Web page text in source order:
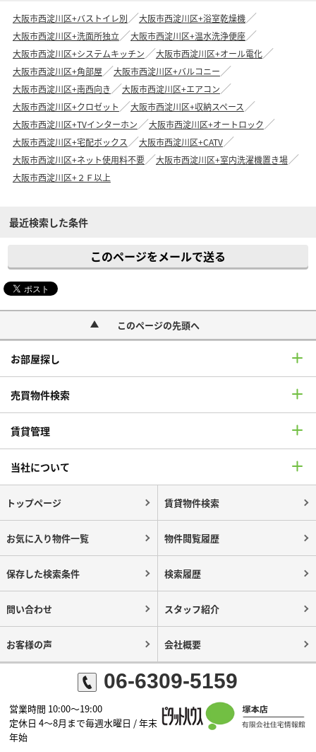
大阪市西淀川区+バストイレ別
大阪市西淀川区+浴室乾燥機
大阪市西淀川区+洗面所独立
大阪市西淀川区+温水洗浄便座
大阪市西淀川区+システムキッチン
大阪市西淀川区+オール電化
大阪市西淀川区+角部屋
大阪市西淀川区+バルコニー
大阪市西淀川区+南西向き
大阪市西淀川区+エアコン
大阪市西淀川区+クロゼット
大阪市西淀川区+収納スペース
大阪市西淀川区+TVインターホン
大阪市西淀川区+オートロック
大阪市西淀川区+宅配ボックス
大阪市西淀川区+CATV
大阪市西淀川区+ネット使用料不要
大阪市西淀川区+室内洗濯機置き場
大阪市西淀川区+２Ｆ以上
最近検索した条件
このページをメールで送る
このページの先頭へ
お部屋探し
売買物件検索
賃貸管理
当社について
トップページ 賃貸物件検索
お気に入り物件一覧 物件閲覧履歴
保存した検索条件 検索履歴
問い合わせ スタッフ紹介
お客様の声 会社概要
06-6309-5159
営業時間 10:00～19:00
定休日 4～8月まで毎週水曜日 / 年末
年始